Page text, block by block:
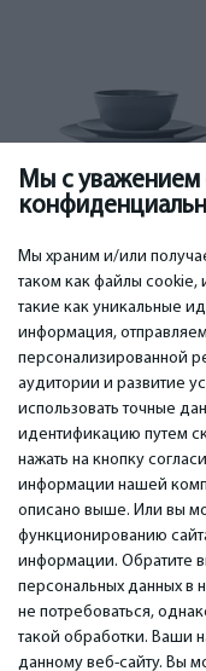
Мы с уважением
Мы храним и/или
таком как файлы
такие как уникальные
информация,
персонализированной
аудитории и развитие
использовать точные
идентификацию путем
нажать на кнопку
информации нашей
описано выше. Или вы
функционированию
информации. Обратите
персональных данных в
не потребоваться,
такой обработки. Ваши
данному веб-сайту. Вы
ВАЖНОЕ
Сервисные центры
Гарантия
Условия использования
Политика
конфиденциальности
Контакты
Дистанционный
©